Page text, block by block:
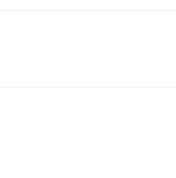
3S-14, 3S-17, 3S-19, 3S-21, 3S-